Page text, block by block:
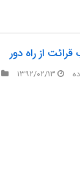
از راه دور
۱۳۹۲/۰۲/۱۳